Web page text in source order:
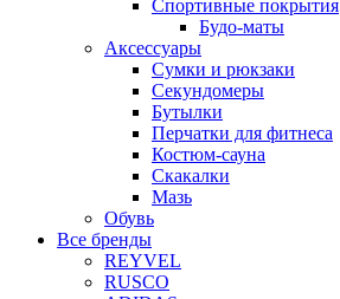
Спортивные покрытия
Будо-маты
Аксессуары
Сумки и рюкзаки
Секундомеры
Бутылки
Перчатки для фитнеса
Костюм-сауна
Скакалки
Мазь
Обувь
Все бренды
REYVEL
RUSCO